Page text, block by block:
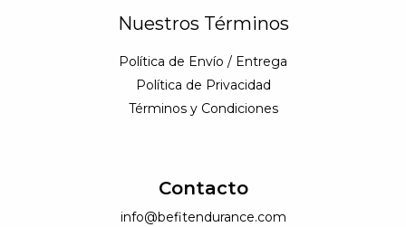
Nuestros Términos
Política de Envío / Entrega
Política de Privacidad
Términos y Condiciones
Contacto
info@befitendurance.com